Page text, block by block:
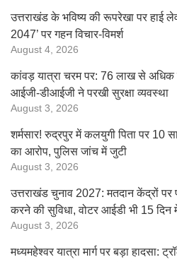
उत्तराखंड के भविष्य की रूपरेखा पर हाई
2047’ पर गहन विचार-विमर्श
August 4, 2026
कांवड़ यात्रा चरम पर: 76 लाख से अधिक
आईजी-डीआईजी ने परखी सुरक्षा व्यवस्था
August 3, 2026
शर्मसार! रुद्रपुर में कलयुगी पिता पर 10
का आरोप, पुलिस जांच में जुटी
August 3, 2026
उत्तराखंड चुनाव 2027: मतदान केंद्रों पर
करने की सुविधा, वोटर आईडी भी 15 दिन में
August 3, 2026
मध्यमहेश्वर यात्रा मार्ग पर बड़ा हादसा: